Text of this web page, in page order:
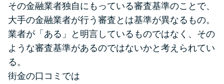
その金融業者独自にもっている審査基準のことで、
大手の金融業者が行う審査とは基準が異なるもの。
業者が「ある」と明言しているものではなく、その
ような審査基準があるのではないかと考えられてい
る。
街金の口コミでは